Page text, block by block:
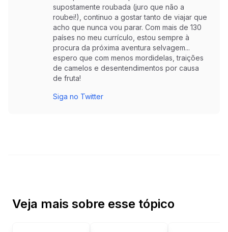
supostamente roubada (juro que não a
roubei!), continuo a gostar tanto de viajar que
acho que nunca vou parar. Com mais de 130
países no meu currículo, estou sempre à
procura da próxima aventura selvagem...
espero que com menos mordidelas, traições
de camelos e desentendimentos por causa
de fruta!
Siga no Twitter
Veja mais sobre esse tópico